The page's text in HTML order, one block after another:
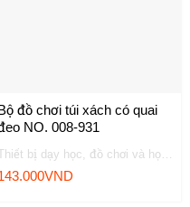
đồ chơi túi xách có quai
NO. 008-931
VND